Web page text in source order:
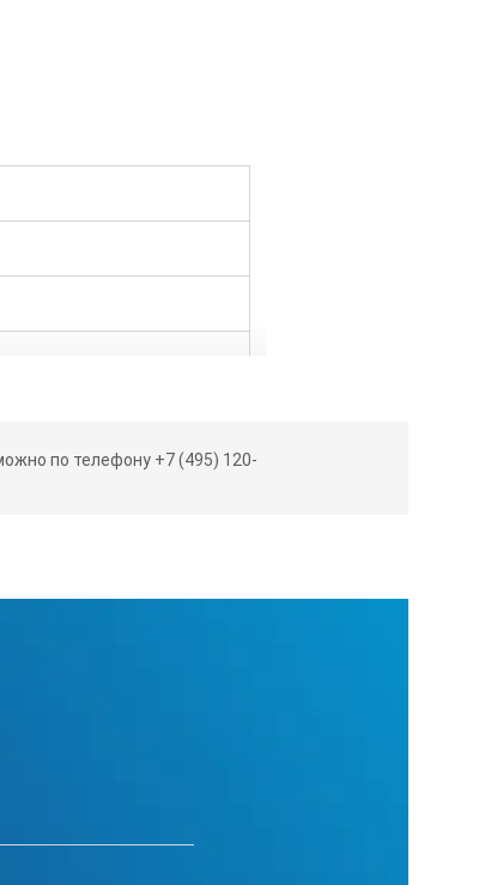
по телефону +7 (495) 120-